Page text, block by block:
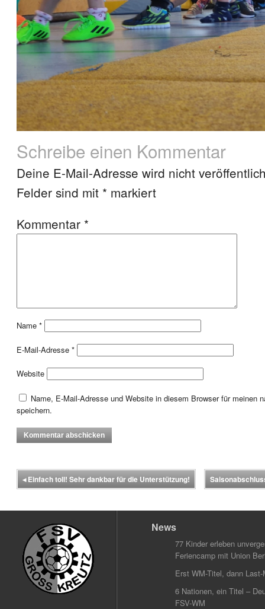
Schreibe einen Kommentar
Deine E-Mail-Adresse wird nicht
Felder sind mit * markiert
Kommentar *
Name *
E-Mail-Adresse *
Website
Name, E-Mail-Adresse und Website in diesem Browser für meinen
speichern.
◂Einfach toll! Sehr dankbar für die Unterstützung!
News
77 Kinder erleben
Feriencamp mit Union
Erst WM-Titel, dann
6 Nationen, ein Titel –
FSV-WM